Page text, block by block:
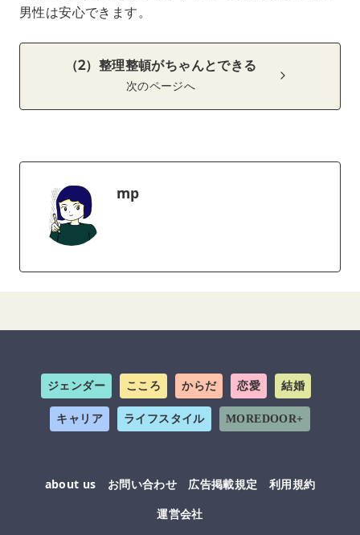
男性は安心できます。
（2）整理整頓がちゃんとできる
次のページへ
mp
ジェンダー こころ からだ 恋愛 結婚
キャリア ライフスタイル MOREDOOR+
about us お問い合わせ 広告掲載規定
利用規約
運営会社